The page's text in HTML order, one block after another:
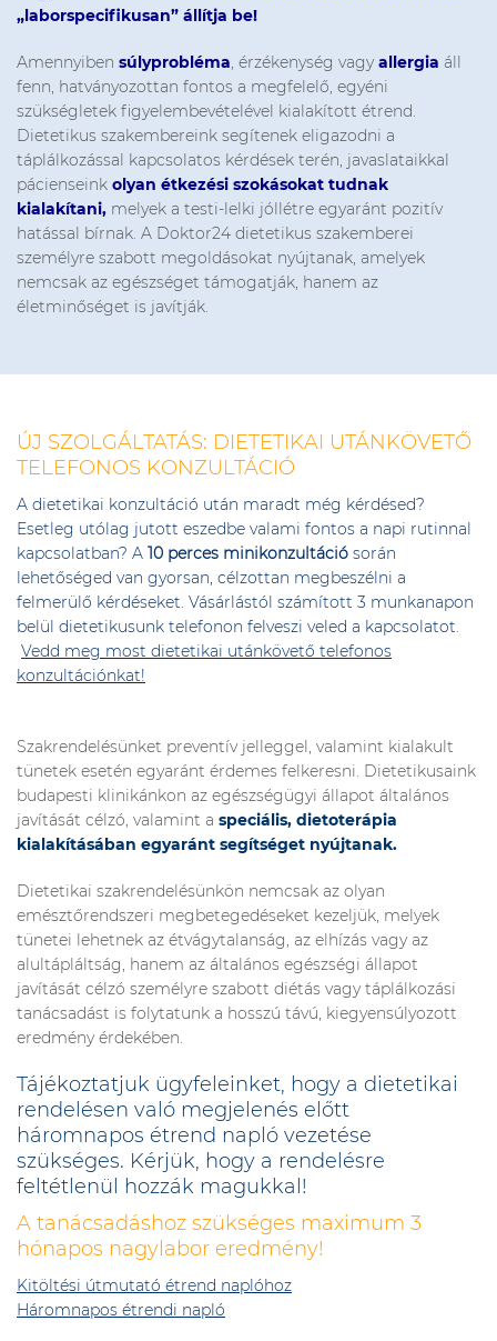
„laborspecifikusan” állítja be!
Amennyiben súlyprobléma, érzékenység vagyallergia áll
fenn, hatványozottan fontos a megfelelő, egyéni
szükségletek figyelembevételével kialakított étrend.
Dietetikus szakembereink segítenek eligazodni a
táplálkozással kapcsolatos kérdések terén, javaslataikkal
pácienseink olyan étkezési szokásokat tudnak
kialakítani, melyek a testi-lelki jóllétre egyaránt pozitív
hatással bírnak. A Doktor24 dietetikus szakemberei
személyre szabott megoldásokat nyújtanak, amelyek
nemcsak az egészséget támogatják, hanem az
életminőséget is javítják.
ÚJ SZOLGÁLTATÁS: DIETETIKAI UTÁNKÖVETŐ
TELEFONOS KONZULTÁCIÓ
A dietetikai konzultáció után maradt még kérdésed?
Esetleg utólag jutott eszedbe valami fontos a napi rutinnal
kapcsolatban? A 10 perces minikonzultáció során
lehetőséged van gyorsan, célzottan megbeszélni a
felmerülő kérdéseket. Vásárlástól számított 3 munkanapon
belül dietetikusunk telefonon felveszi veled a kapcsolatot.
Vedd meg most dietetikai utánkövető telefonos
konzultációnkat!
Szakrendelésünket preventív jelleggel, valamint kialakult
tünetek esetén egyaránt érdemes felkeresni. Dietetikusaink
budapesti klinikánkon az egészségügyi állapot általános
javítását célzó, valamint a speciális, dietoterápia
kialakításában egyaránt segítséget nyújtanak.
Dietetikai szakrendelésünkön nemcsak az olyan
emésztőrendszeri megbetegedéseket kezeljük, melyek
tünetei lehetnek az étvágytalanság, az elhízás vagy az
alultápláltság, hanem az általános egészségi állapot
javítását célzó személyre szabott diétás vagy táplálkozási
tanácsadást is folytatunk a hosszú távú, kiegyensúlyozott
eredmény érdekében.
Tájékoztatjuk ügyfeleinket, hogy a dietetikai
rendelésen való megjelenés előtt
háromnapos étrend napló vezetése
szükséges. Kérjük, hogy a rendelésre
feltétlenül hozzák magukkal!
A tanácsadáshoz szükséges maximum 3
hónapos nagylabor eredmény!
Kitöltési útmutató étrend naplóhoz
Háromnapos étrendi napló